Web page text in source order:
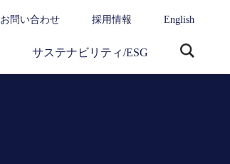
お問い合わせ 採用情報 English
サステナビリティ/ESG